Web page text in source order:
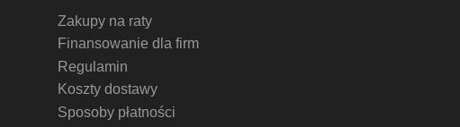
Zakupy na raty
Finansowanie dla firm
Regulamin
Koszty dostawy
Sposoby płatności